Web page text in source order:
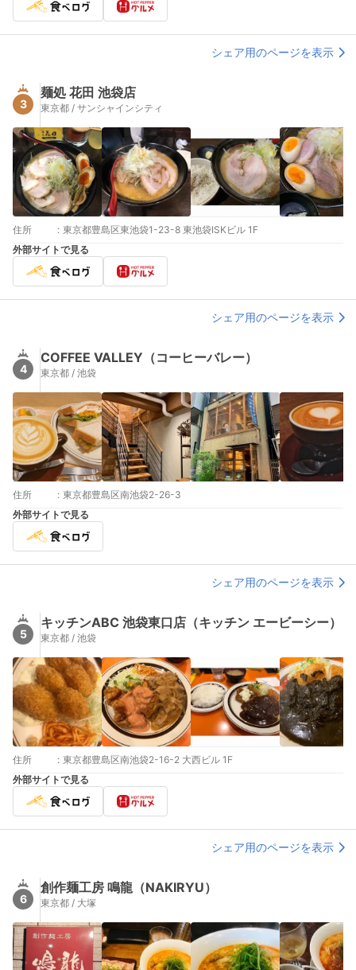
シェア用のページを表示
3
麺処 花田 池袋店
東京都 / サンシャインシティ
住所 : 東京都豊島区東池袋1-23-8 東池袋ISKビル 1F
外部サイトで見る
シェア用のページを表示
4
COFFEE VALLEY（コーヒーバレー）
東京都 / 池袋
住所 : 東京都豊島区南池袋2-26-3
外部サイトで見る
シェア用のページを表示
5
キッチンABC 池袋東口店（キッチン エービーシー）
東京都 / 池袋
住所 : 東京都豊島区南池袋2-16-2 大西ビル 1F
外部サイトで見る
シェア用のページを表示
6
創作麺工房 鳴龍（NAKIRYU）
東京都 / 大塚